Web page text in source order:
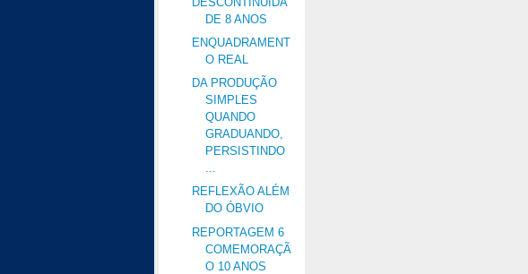
DE 8 ANOS
ENQUADRAMENT
O REAL
DA PRODUÇÃO
SIMPLES
QUANDO
GRADUANDO,
PERSISTINDO
...
REFLEXÃO ALÉM
DO ÓBVIO
REPORTAGEM 6
COMEMORAÇÃ
O 10 ANOS